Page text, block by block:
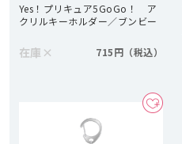
Yes！プリキュア5GoGo！ ア
クリルキーホルダー／ブンビー
在庫 × 715円